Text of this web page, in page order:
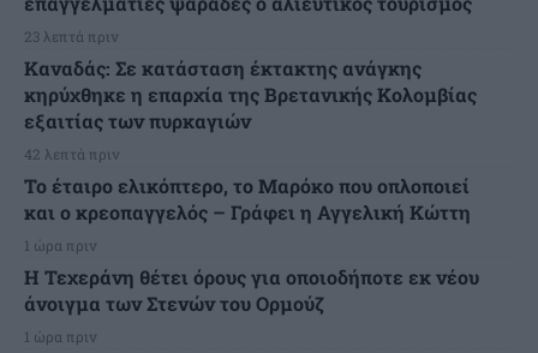
23 λεπτά πριν
Καναδάς: Σε κατάσταση έκτακτης ανάγκης
κηρύχθηκε η επαρχία της Βρετανικής Κολομβίας
εξαιτίας των πυρκαγιών
42 λεπτά πριν
Το έταιρο ελικόπτερο, το Μαρόκο που οπλοποιεί
και ο κρεοπαγγελός – Γράφει η Αγγελική Κώττη
1 ώρα πριν
Η Τεχεράνη θέτει όρους για οποιοδήποτε εκ νέου
άνοιγμα των Στενών του Ορμούζ
1 ώρα πριν